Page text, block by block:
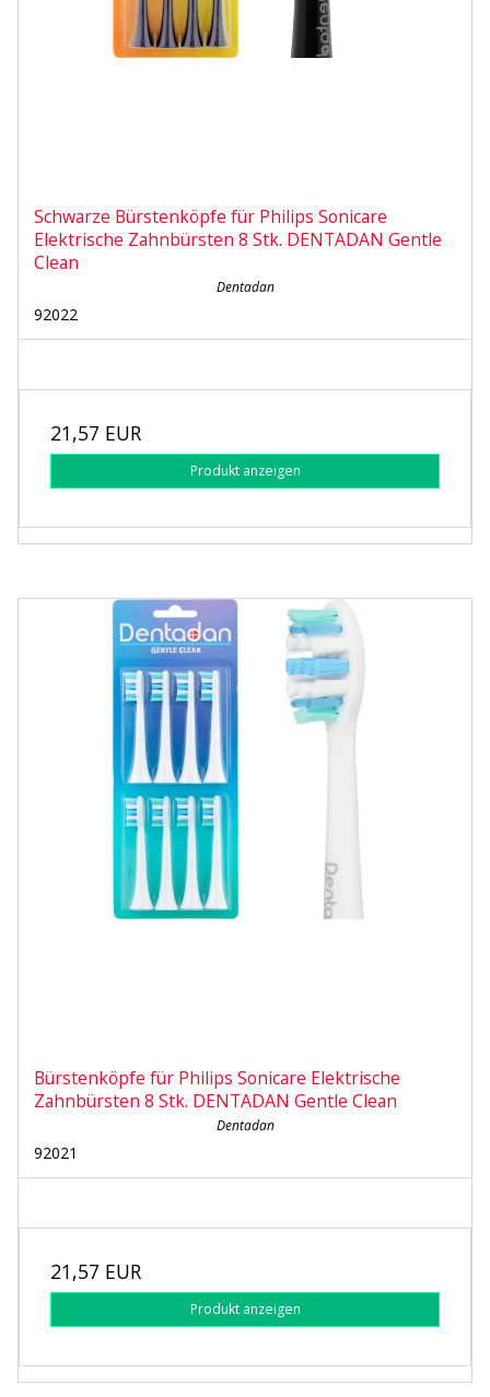
Schwarze Bürstenköpfe für Philips Sonicare
Elektrische Zahnbürsten 8 Stk. DENTADAN Gentle
Clean
Dentadan
92022
21,57 EUR
Produkt anzeigen
Bürstenköpfe für Philips Sonicare Elektrische
Zahnbürsten 8 Stk. DENTADAN Gentle Clean
Dentadan
92021
21,57 EUR
Produkt anzeigen